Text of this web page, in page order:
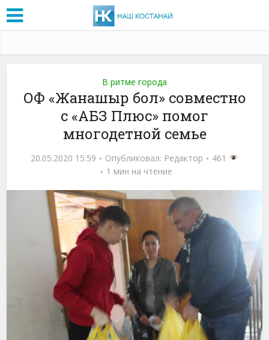
В ритме города
ОФ «Жанашыр бол» совместно
с «АБЗ Плюс» помог
многодетной семье
20.05.2020 15:59 Опубликовал: Редактор
461
1 мин на чтение